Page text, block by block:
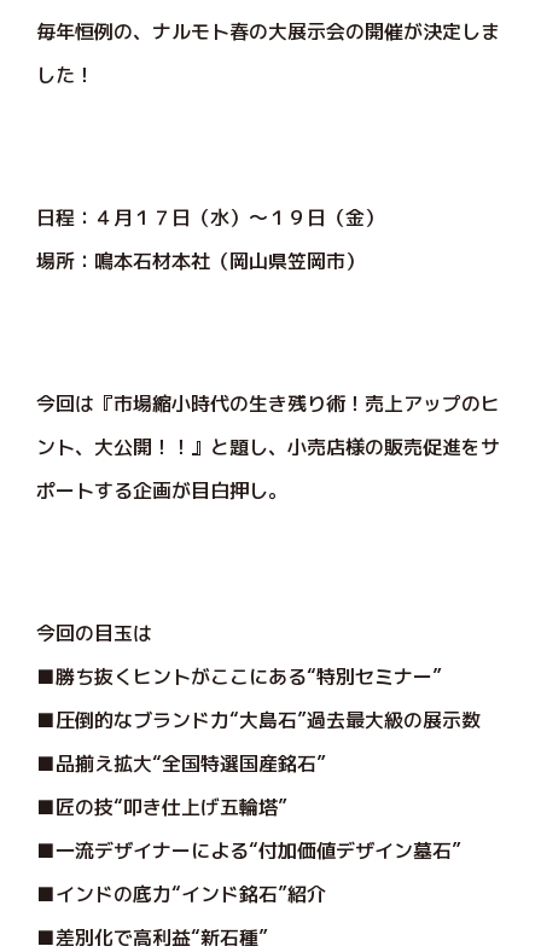
毎年恒例の、ナルモト春の大展示会の開催が決定しま
した！
日程：４月１７日（水）～１９日（金）
場所：鳴本石材本社（岡山県笠岡市）
今回は『市場縮小時代の生き残り術！売上アップのヒ
ント、大公開！！』と題し、小売店様の販売促進をサ
ポートする企画が目白押し。
今回の目玉は
■勝ち抜くヒントがここにある“特別セミナー”
■圧倒的なブランド力“大島石”過去最大級の展示数
■品揃え拡大“全国特選国産銘石”
■匠の技“叩き仕上げ五輪塔”
■一流デザイナーによる“付加価値デザイン墓石”
■インドの底力“インド銘石”紹介
■差別化で高利益“新石種”